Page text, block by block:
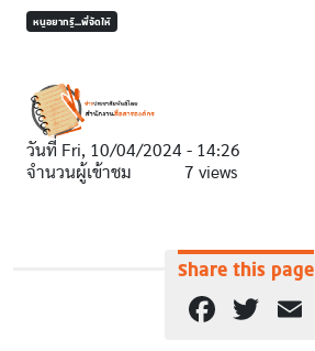
หนูอยากรู้...พี่จัดให้
วันที่ Fri, 10/04/2024 - 14:26
จำนวนผู้เข้าชม
7 views
Share this page
Facebook
Twitter